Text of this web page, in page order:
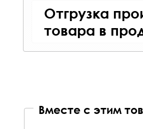
Отгрузка
товара в
Вместе с этим